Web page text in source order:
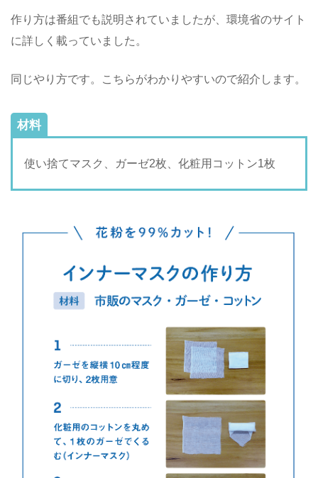
作り方は番組でも説明されていましたが、環境省のサイト
に詳しく載っていました。
同じやり方です。こちらがわかりやすいので紹介します。
材料
使い捨てマスク、ガーゼ2枚、化粧用コットン1枚